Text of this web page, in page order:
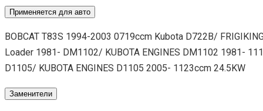
Применяется для авто
BOBCAT T83S 1994-2003 0719ccm Kubota D722B/
Loader 1981- DM1102/ KUBOTA ENGINES DM1102 1981-
D1105/ KUBOTA ENGINES D1105 2005- 1123ccm 24.5KW
Заменители